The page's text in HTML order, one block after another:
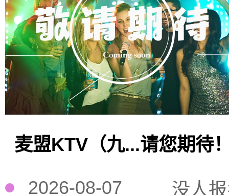
麦盟KTV（九...请您期待
2026-08-07 没人